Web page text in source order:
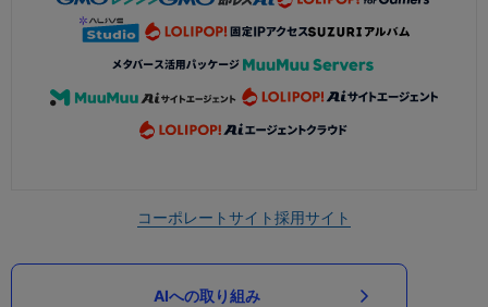
コーポレートサイト採用サイト
AIへの取り組み